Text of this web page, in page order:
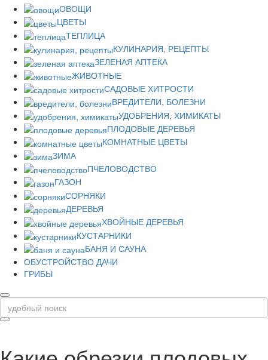
ОВОЩИ
ЦВЕТЫ
ТЕПЛИЦА
КУЛИНАРИЯ, РЕЦЕПТЫ
ЗЕЛЕНАЯ АПТЕКА
ЖИВОТНЫЕ
САДОВЫЕ ХИТРОСТИ
ВРЕДИТЕЛИ, БОЛЕЗНИ
УДОБРЕНИЯ, ХИМИКАТЫ
ПЛОДОВЫЕ ДЕРЕВЬЯ
КОМНАТНЫЕ ЦВЕТЫ
ЗИМА
ПЧЕЛОВОДСТВО
ГАЗОН
СОРНЯКИ
ДЕРЕВЬЯ
ХВОЙНЫЕ ДЕРЕВЬЯ
КУСТАРНИКИ
БАНЯ И САУНА
ОБУСТРОЙСТВО ДАЧИ
ГРИБЫ